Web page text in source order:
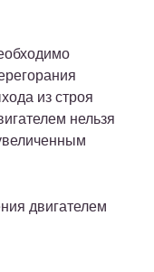
из строя
нельзя
двигателем